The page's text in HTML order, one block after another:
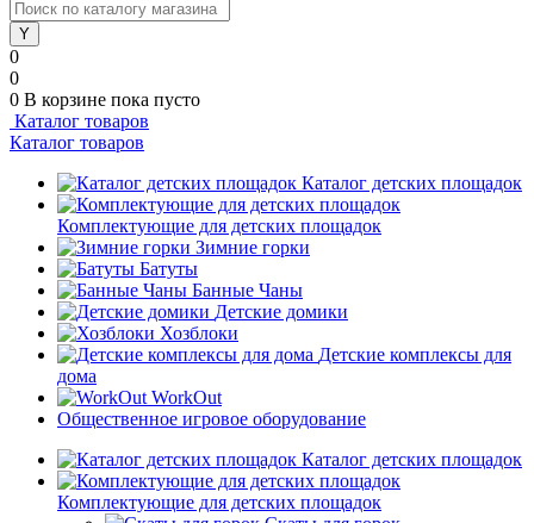
0
0
0 В корзине пока пусто
Каталог товаров
Каталог товаров
Каталог детских площадок
Комплектующие для детских площадок
Зимние горки
Батуты
Банные Чаны
Детские домики
Хозблоки
Детские комплексы для
дома
WorkOut
Общественное игровое оборудование
Каталог детских площадок
Комплектующие для детских площадок